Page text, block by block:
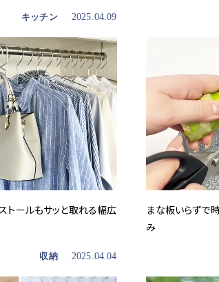
キッチン 2025.04.09
トールもサッと取れる幅広
収納 2025.04.04
まな板いらずで
み